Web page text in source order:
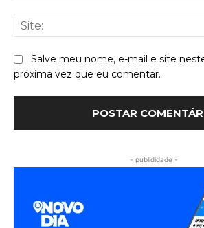
Salve meu nome, e-mail e site
próxima vez que eu comentar.
- publididade -